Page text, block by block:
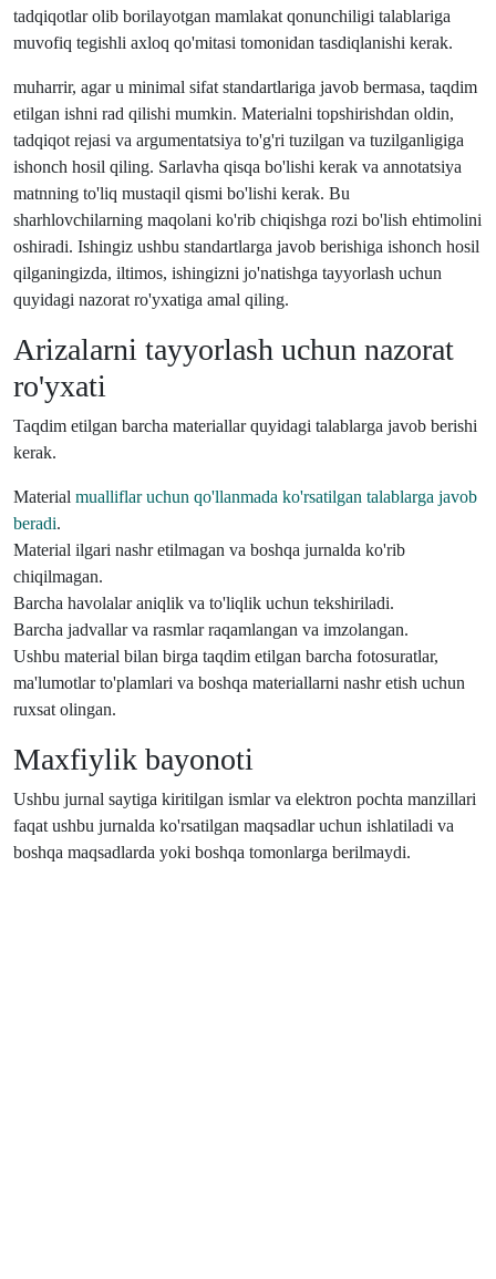
tadqiqotlar olib borilayotgan mamlakat qonunchiligi talablariga
muvofiq tegishli axloq qo'mitasi tomonidan tasdiqlanishi kerak.
muharrir, agar u minimal sifat standartlariga javob bermasa, taqdim
etilgan ishni rad qilishi mumkin. Materialni topshirishdan oldin,
tadqiqot rejasi va argumentatsiya to'g'ri tuzilgan va tuzilganligiga
ishonch hosil qiling. Sarlavha qisqa bo'lishi kerak va annotatsiya
matnning to'liq mustaqil qismi bo'lishi kerak. Bu
sharhlovchilarning maqolani ko'rib chiqishga rozi bo'lish ehtimolini
oshiradi. Ishingiz ushbu standartlarga javob berishiga ishonch hosil
qilganingizda, iltimos, ishingizni jo'natishga tayyorlash uchun
quyidagi nazorat ro'yxatiga amal qiling.
Arizalarni tayyorlash uchun nazorat
ro'yxati
Taqdim etilgan barcha materiallar quyidagi talablarga javob berishi
kerak.
Material mualliflar uchun qo'llanmada ko'rsatilgan talablarga javob
beradi.
Material ilgari nashr etilmagan va boshqa jurnalda ko'rib
chiqilmagan.
Barcha havolalar aniqlik va to'liqlik uchun tekshiriladi.
Barcha jadvallar va rasmlar raqamlangan va imzolangan.
Ushbu material bilan birga taqdim etilgan barcha fotosuratlar,
ma'lumotlar to'plamlari va boshqa materiallarni nashr etish uchun
ruxsat olingan.
Maxfiylik bayonoti
Ushbu jurnal saytiga kiritilgan ismlar va elektron pochta manzillari
faqat ushbu jurnalda ko'rsatilgan maqsadlar uchun ishlatiladi va
boshqa maqsadlarda yoki boshqa tomonlarga berilmaydi.